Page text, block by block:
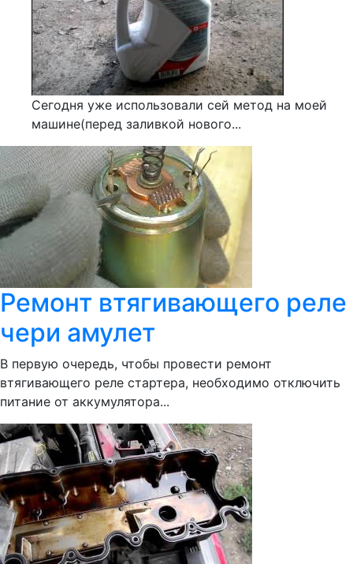
Сегодня уже использовали сей метод на моей
машине(перед заливкой нового...
Ремонт втягивающего реле
чери амулет
В первую очередь, чтобы провести ремонт
втягивающего реле стартера, необходимо отключить
питание от аккумулятора...